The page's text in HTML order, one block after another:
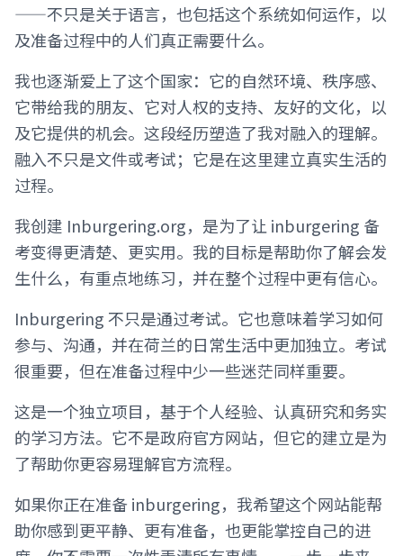
——不只是关于语言，也包括这个系统如何运作，以
及准备过程中的人们真正需要什么。
我也逐渐爱上了这个国家：它的自然环境、秩序感、
它带给我的朋友、它对人权的支持、友好的文化，以
及它提供的机会。这段经历塑造了我对融入的理解。
融入不只是文件或考试；它是在这里建立真实生活的
过程。
我创建 Inburgering.org，是为了让 inburgering 备
考变得更清楚、更实用。我的目标是帮助你了解会发
生什么，有重点地练习，并在整个过程中更有信心。
Inburgering 不只是通过考试。它也意味着学习如何
参与、沟通，并在荷兰的日常生活中更加独立。考试
很重要，但在准备过程中少一些迷茫同样重要。
这是一个独立项目，基于个人经验、认真研究和务实
的学习方法。它不是政府官方网站，但它的建立是为
了帮助你更容易理解官方流程。
如果你正在准备 inburgering，我希望这个网站能帮
助你感到更平静、更有准备，也更能掌控自己的进